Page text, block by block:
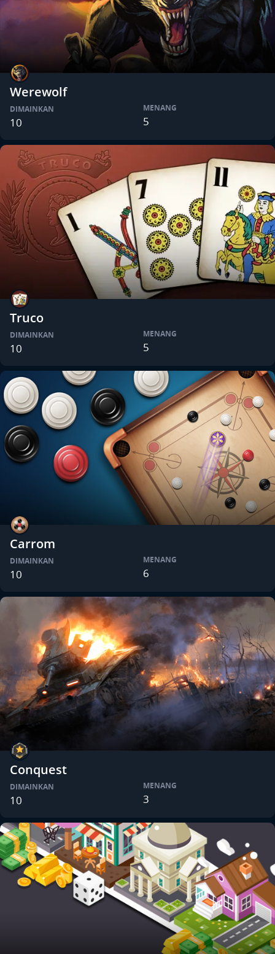
Werewolf
DIMAINKAN
10
MENANG
5
Truco
DIMAINKAN
10
MENANG
5
Carrom
DIMAINKAN
10
MENANG
6
Conquest
DIMAINKAN
10
MENANG
3